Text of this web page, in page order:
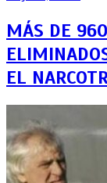
MÁS DE
EL